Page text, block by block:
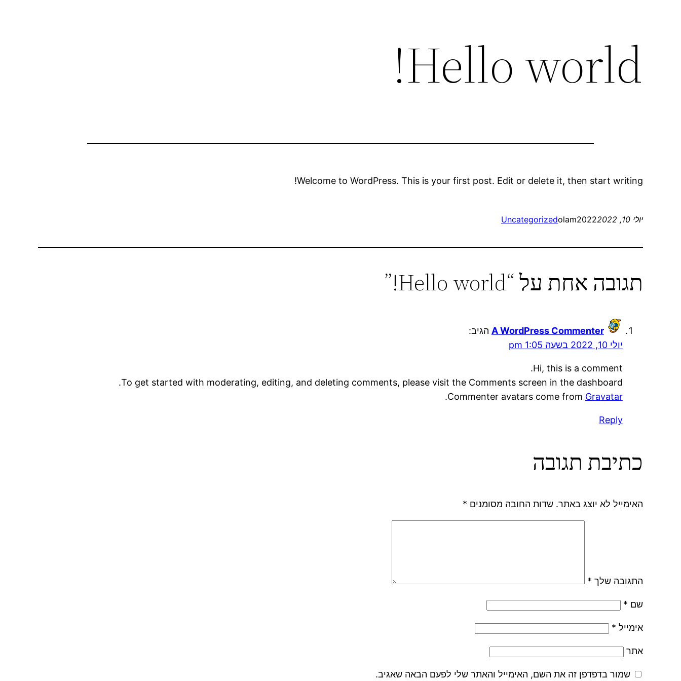
Hello world!
Welcome to WordPress. This is your first post. Edit or delete it, then start writing!
יולי 10, 2022 olam2022
Uncategorized
תגובה אחת על “Hello world!”
A WordPress Commenter הגיב:
יולי 10, 2022 בשעה 1:05 pm
Hi, this is a comment.
To get started with moderating, editing, and deleting comments, please visit the Comments screen in the dashboard.
Commenter avatars come from Gravatar
.
Reply
כתיבת תגובה
האימייל לא יוצג באתר. שדות החובה מסומנים *
התגובה שלך *
שם *
אימייל *
אתר
שמור בדפדפן זה את השם, האימייל והאתר שלי לפעם הבאה שאגיב.